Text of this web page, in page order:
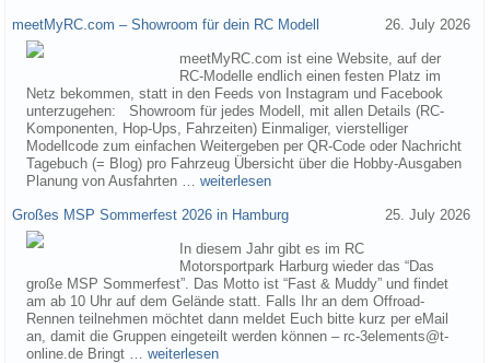
meetMyRC.com – Showroom für dein RC Modell 26. July 2026
meetMyRC.com ist eine Website, auf der
RC-Modelle endlich einen festen Platz im
Netz bekommen, statt in den Feeds von Instagram und Facebook
unterzugehen: Showroom für jedes Modell, mit allen Details (RC-
Komponenten, Hop-Ups, Fahrzeiten) Einmaliger, vierstelliger
Modellcode zum einfachen Weitergeben per QR-Code oder Nachricht
Tagebuch (= Blog) pro Fahrzeug Übersicht über die Hobby-Ausgaben
Planung von Ausfahrten … weiterlesen
Großes MSP Sommerfest 2026 in Hamburg 25. July 2026
In diesem Jahr gibt es im RC
Motorsportpark Harburg wieder das “Das
große MSP Sommerfest”. Das Motto ist “Fast & Muddy” und findet
am ab 10 Uhr auf dem Gelände statt. Falls Ihr an dem Offroad-
Rennen teilnehmen möchtet dann meldet Euch bitte kurz per eMail
an, damit die Gruppen eingeteilt werden können – rc-3elements@t-
online.de Bringt … weiterlesen